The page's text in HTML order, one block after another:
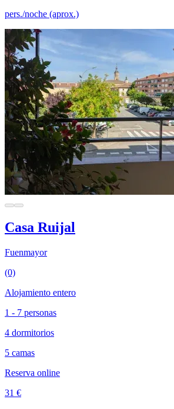
pers./noche (aprox.)
Casa Ruijal
Fuenmayor
(0)
Alojamiento entero
1 - 7 personas
4 dormitorios
5 camas
Reserva online
31 €